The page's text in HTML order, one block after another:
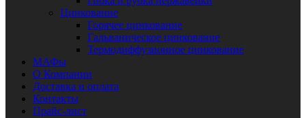
Цинкование
Горячее цинкование
Гальваническое цинкование
Термодиффузионное цинкование
МАФы
О Компании
Доставка и оплата
Контакты
Прайс-лист